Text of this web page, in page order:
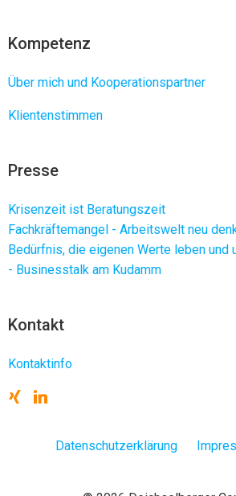
Kompetenz
Über mich und Kooperationspartner
Klientenstimmen
Presse
Krisenzeit ist Beratungszeit
Fachkräftemangel - Arbeitswelt neu
Bedürfnis, die eigenen Werte leben und
- Businesstalk am Kudamm
Kontakt
Kontaktinfo
Datenschutzerklärung